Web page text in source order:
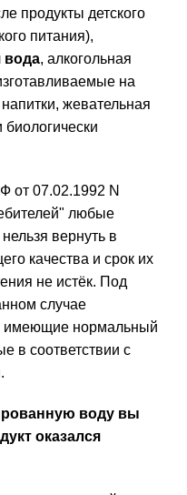
продукты детского
питания),
вода, алкогольная
на
жевательная
от 07.02.1992 N
любые
вернуть в
качества и срок их
не истёк. Под
случае
имеющие нормальный
в соответствии с
воду вы
оказался